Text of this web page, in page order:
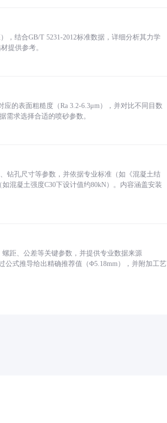
，结合GB/T 5231-2012标准数据，详细分析其力学
提供参考。
的表面粗糙度（Ra 3.2-6.3μm），并对比不同目数
需求选择合适的喷砂参数。
钻孔尺寸等参数，并依据专业标准（如《混凝土结
混凝土强度C30下设计值约80kN）。内容涵盖安装
距、公差等关键参数，并提供专业数据来源
公式推导给出精确推荐值（Φ5.18mm），并附加工艺